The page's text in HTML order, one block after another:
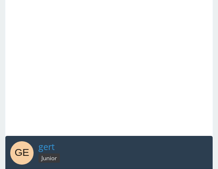
gert
Junior